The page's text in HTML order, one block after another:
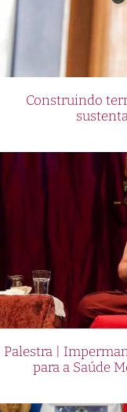
Construindo
Palestra |
para a Saúde